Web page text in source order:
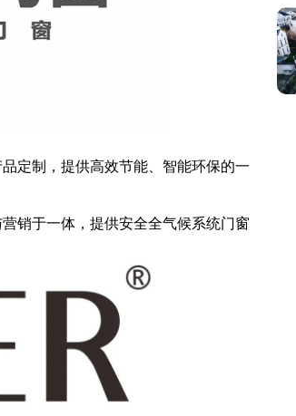
定制，提供高效节能、智能环保的一
销于一体，提供安全全气候系统门窗